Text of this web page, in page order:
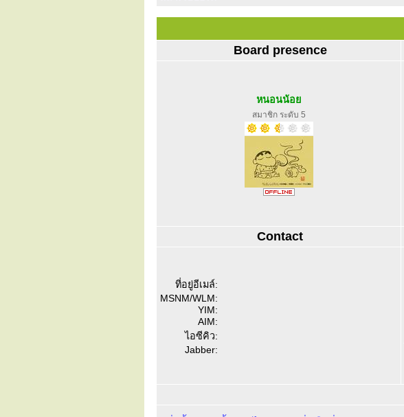
Board presence
หนอนน้อย
สมาชิก ระดับ 5
Contact
ที่อยู่อีเมล์:
MSNM/WLM:
YIM:
AIM:
ไอซีคิว:
Jabber: